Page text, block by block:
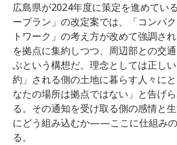
広島県が2024年度に策定を進めてい
ープラン」の改定案では、「コンパ
トワーク」の考え方が改めて強調さ
を拠点に集約しつつ、周辺部との交
ぶという構想だ。理念としては正し
約」される側の土地に暮らす人々に
なたの場所は拠点ではない」と告げ
る。その通知を受け取る側の感情と
にどう組み込むか——ここに仕組み
る。